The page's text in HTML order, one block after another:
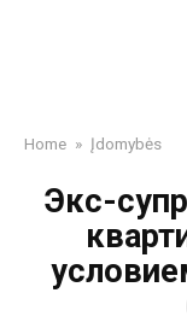
Home » Įdomybės
Экс-